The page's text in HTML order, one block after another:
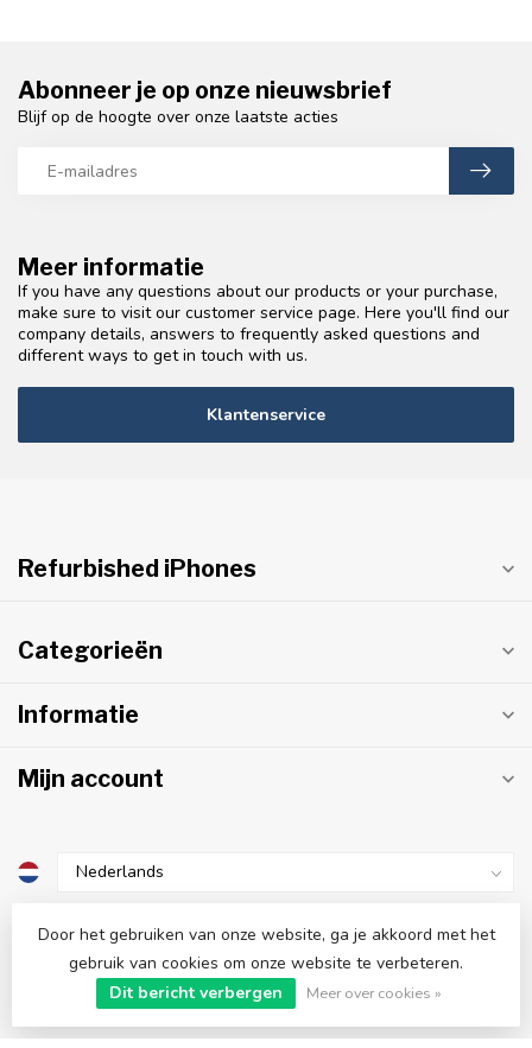
Meer informatie
If you have any questions about our products or your purchase,
make sure to visit our customer service page. Here you'll find our
company details, answers to frequently asked questions and
different ways to get in touch with us.
Klantenservice
Abonneer je op onze nieuwsbrief
Blijf op de hoogte over onze laatste acties
Refurbished iPhones
Categorieën
Informatie
Mijn account
Contact Us
Gerepareerd met een glimlach
Door het gebruiken van onze website, ga je akkoord met het
gebruik van cookies om onze website te verbeteren.
Dit bericht verbergen
Meer over cookies »